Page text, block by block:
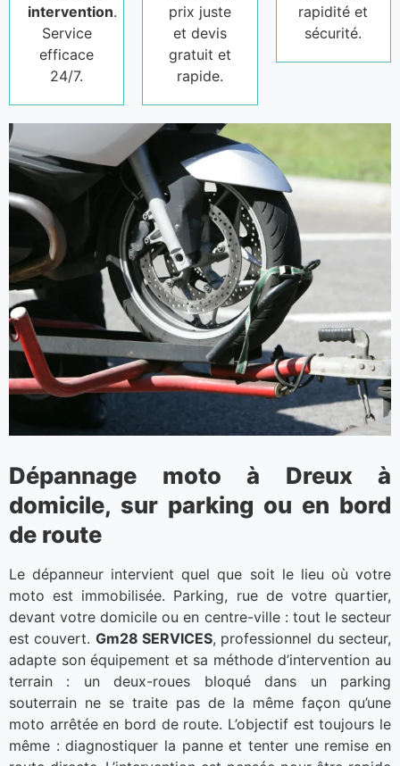
intervention.
Service
efficace
24/7.
prix juste
et devis
gratuit et
rapide.
rapidité et
sécurité.
Dépannage moto à Dreux à
domicile, sur parking ou en bord
de route
Le dépanneur intervient quel que soit le lieu où votre
moto est immobilisée. Parking, rue de votre quartier,
devant votre domicile ou en centre-ville : tout le secteur
est couvert. Gm28 SERVICES, professionnel du secteur,
adapte son équipement et sa méthode d’intervention au
terrain : un deux-roues bloqué dans un parking
souterrain ne se traite pas de la même façon qu’une
moto arrêtée en bord de route. L’objectif est toujours le
même : diagnostiquer la panne et tenter une remise en